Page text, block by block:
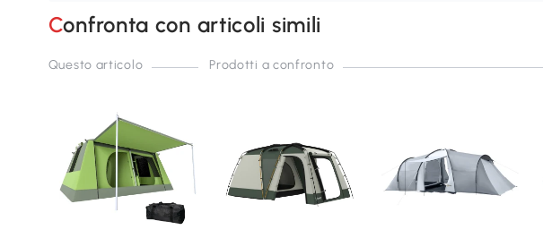
Confronta con articoli simili
Questo articolo Prodotti a confronto